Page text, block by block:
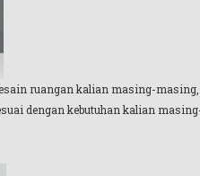
ruangan kalian masing-
dengan kebutuhan kalian